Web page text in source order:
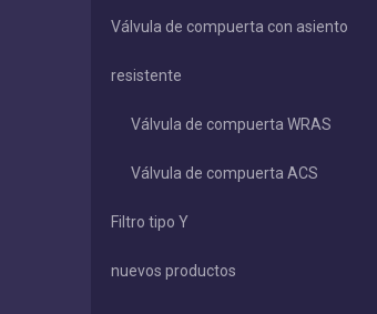
Válvula de compuerta con asiento
resistente
Válvula de compuerta WRAS
Válvula de compuerta ACS
Filtro tipo Y
nuevos productos